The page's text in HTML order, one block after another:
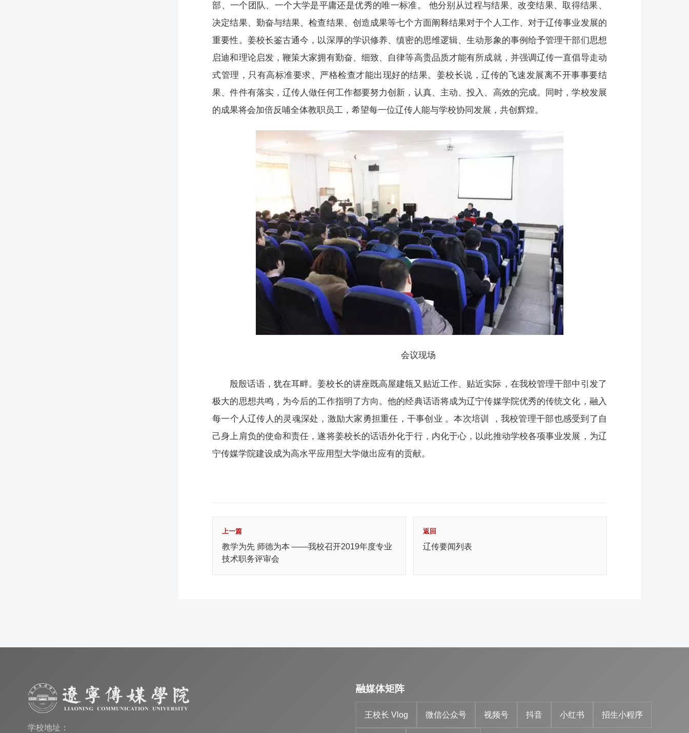
部、一个团队、一个大学是平庸还是优秀的唯一标准。 他分别从过程与结果、改变结果、取得结果、
决定结果、勤奋与结果、检查结果、创造成果等七个方面阐释结果对于个人工作、对于辽传事业发展的
重要性。姜校长鉴古通今，以深厚的学识修养、缜密的思维逻辑、生动形象的事例给予管理干部们思想
启迪和理论启发，鞭策大家拥有勤奋、细致、自律等高贵品质才能有所成就，并强调辽传一直倡导走动
式管理，只有高标准要求、严格检查才能出现好的结果。姜校长说，辽传的飞速发展离不开事事要结
果、件件有落实，辽传人做任何工作都要努力创新，认真、主动、投入、高效的完成。同时，学校发展
的成果将会加倍反哺全体教职员工，希望每一位辽传人能与学校协同发展，共创辉煌。
会议现场
殷殷话语，犹在耳畔。姜校长的讲座既高屋建瓴又贴近工作、贴近实际，在我校管理干部中引发了
极大的思想共鸣，为今后的工作指明了方向。他的经典话语将成为辽宁传媒学院优秀的传统文化，融入
每一个人辽传人的灵魂深处，激励大家勇担重任，干事创业 。本次培训 ，我校管理干部也感受到了自
己身上肩负的使命和责任，遂将姜校长的话语外化于行，内化于心，以此推动学校各项事业发展，为辽
宁传媒学院建设成为高水平应用型大学做出应有的贡献。
上一篇
教学为先 师德为本 ——我校召开2019年度专业
技术职务评审会
返回
辽传要闻列表
学校地址：
融媒体矩阵
王校长 Vlog 微信公众号 视频号 抖音 小红书 招生小程序